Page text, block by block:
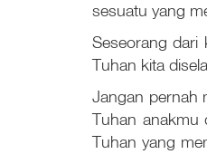
sesuatu yang
Seseorang dari
Tuhan kita
Jangan pernah
Tuhan anakmu
Tuhan yang